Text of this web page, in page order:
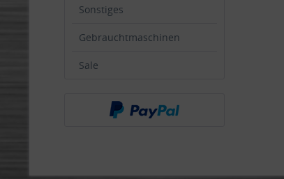
Sonstiges
Gebrauchtmaschinen
Sale